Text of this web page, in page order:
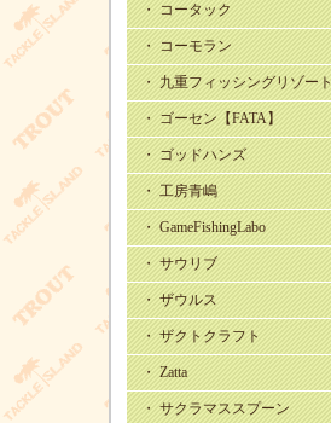
・ コータック
・ コーモラン
・ 九重フィッシングリゾート
・ ゴーセン【FATA】
・ ゴッドハンズ
・ 工房青嶋
・ GameFishingLabo
・ サウリブ
・ ザウルス
・ ザクトクラフト
・ Zatta
・ サクラマススプーン